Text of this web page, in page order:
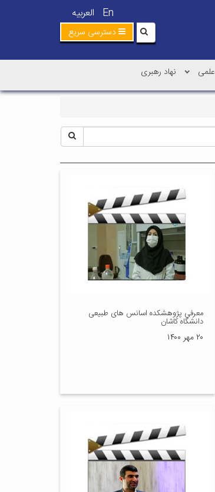
En العربیه
دسترسی سریع
نهاد رهبری
معرفی پژوهشکده اسانس های طبیعی
دانشگاه کاشان
۲۰ مهر ۱۴۰۰